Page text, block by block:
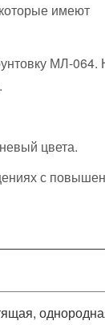
имеют
МЛ-064.
цвета.
с